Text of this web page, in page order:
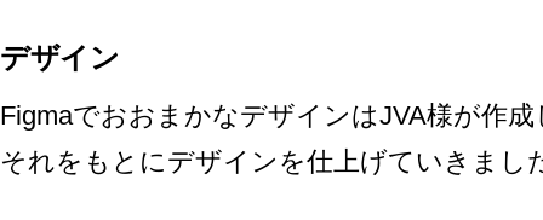
デザイン
FigmaでおおまかなデザインはJVA様が作
それをもとにデザインを仕上げていきまし